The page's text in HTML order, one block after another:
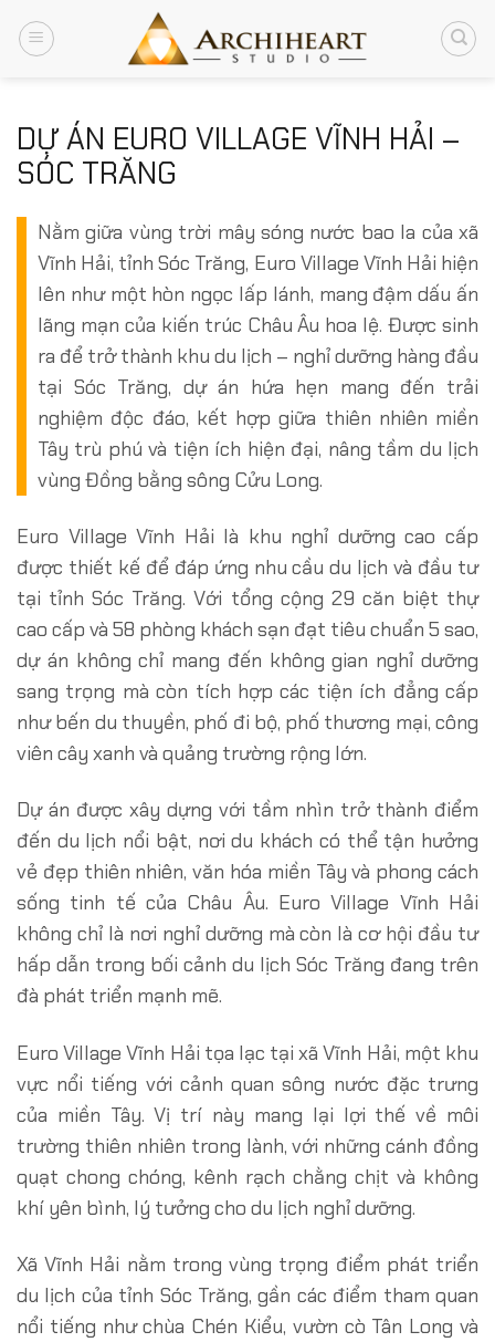
đến
DỰ ÁN EURO VILLAGE VĨNH HẢI –
SÓC TRĂNG
Nằm giữa vùng trời mây sóng nước bao la của xã
Vĩnh Hải, tỉnh Sóc Trăng, Euro Village Vĩnh Hải hiện
lên như một hòn ngọc lấp lánh, mang đậm dấu ấn
lãng mạn của kiến trúc Châu Âu hoa lệ. Được sinh
ra để trở thành khu du lịch – nghỉ dưỡng hàng đầu
tại Sóc Trăng, dự án hứa hẹn mang đến trải
nghiệm độc đáo, kết hợp giữa thiên nhiên miền
Tây trù phú và tiện ích hiện đại, nâng tầm du lịch
vùng Đồng bằng sông Cửu Long.
Euro Village Vĩnh Hải là khu nghỉ dưỡng cao cấp
được thiết kế để đáp ứng nhu cầu du lịch và đầu tư
tại tỉnh Sóc Trăng. Với tổng cộng 29 căn biệt thự
cao cấp và 58 phòng khách sạn đạt tiêu chuẩn 5 sao,
dự án không chỉ mang đến không gian nghỉ dưỡng
sang trọng mà còn tích hợp các tiện ích đẳng cấp
như bến du thuyền, phố đi bộ, phố thương mại, công
viên cây xanh và quảng trường rộng lớn.
Dự án được xây dựng với tầm nhìn trở thành điểm
đến du lịch nổi bật, nơi du khách có thể tận hưởng
vẻ đẹp thiên nhiên, văn hóa miền Tây và phong cách
sống tinh tế của Châu Âu. Euro Village Vĩnh Hải
không chỉ là nơi nghỉ dưỡng mà còn là cơ hội đầu tư
hấp dẫn trong bối cảnh du lịch Sóc Trăng đang trên
đà phát triển mạnh mẽ.
Euro Village Vĩnh Hải tọa lạc tại xã Vĩnh Hải, một khu
vực nổi tiếng với cảnh quan sông nước đặc trưng
của miền Tây. Vị trí này mang lại lợi thế về môi
trường thiên nhiên trong lành, với những cánh đồng
quạt chong chóng, kênh rạch chằng chịt và không
khí yên bình, lý tưởng cho du lịch nghỉ dưỡng.
Xã Vĩnh Hải nằm trong vùng trọng điểm phát triển
du lịch của tỉnh Sóc Trăng, gần các điểm tham quan
nổi tiếng như chùa Chén Kiểu, vườn cò Tân Long và